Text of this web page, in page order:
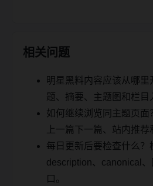
相关问题
明星黑料内容应该从哪
题、摘要、主题图和栏目
如何继续浏览同主题页面
上一篇下一篇、站内推荐
每日更新后要检查什么？
description、canonical
口。